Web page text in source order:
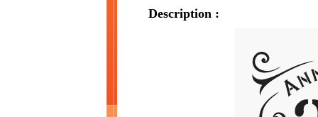
Description :